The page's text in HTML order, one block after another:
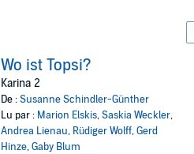
Wo ist Topsi?
Karina 2
De :Susanne Schindler-Günther
Lu par : Marion Elskis,Saskia Weckler,
Andrea Lienau, Rüdiger Wolff,Gerd
Hinze,Gaby Blum